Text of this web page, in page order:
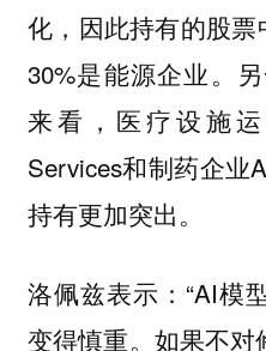
化，因此持有的股
30%是能源企业。
来看，医疗设施运
Services和制药企业
持有更加突出。
洛佩兹表示：“AI模
变得慎重。如果不